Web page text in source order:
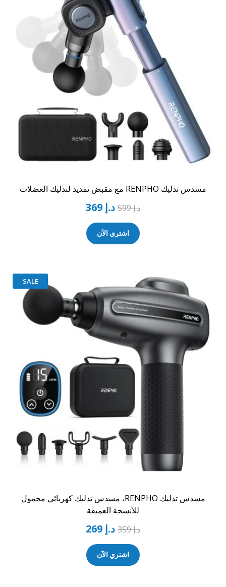
مسدس تدليك RENPHO مع مقبض تمديد لتدليك العضلات
د.إ599 د.إ
اشتري الآن
SALE
مسدس تدليك RENPHO، مسدس تدليك كهربائي محمول
للأنسجة العميقة
د.إ359 د.إ
اشتري الآن